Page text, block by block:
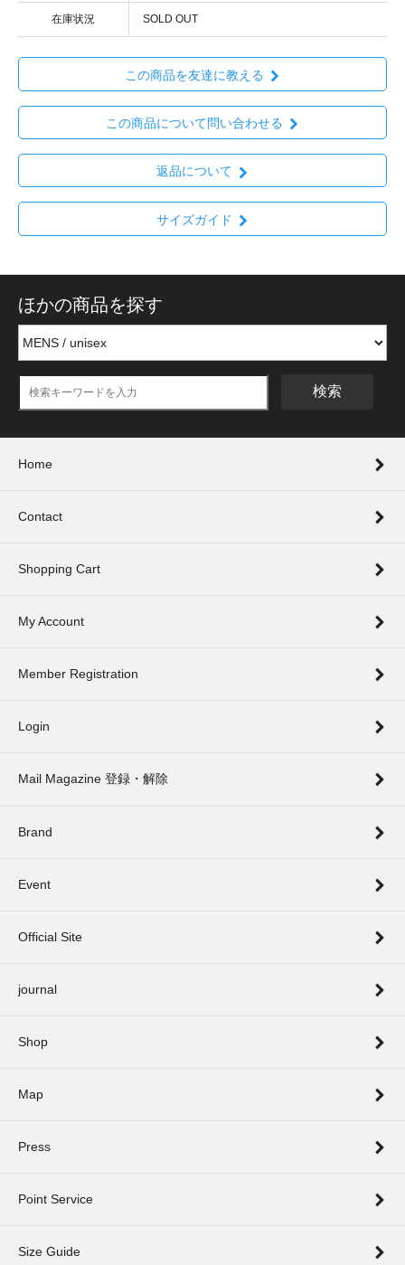
在庫状況 SOLD OUT
この商品を友達に教える
この商品について問い合わせる
返品について
サイズガイド
ほかの商品を探す
検索
Home
Contact
Shopping Cart
My Account
Member Registration
Login
Mail Magazine 登録・解除
Brand
Event
Official Site
journal
Shop
Map
Press
Point Service
Size Guide